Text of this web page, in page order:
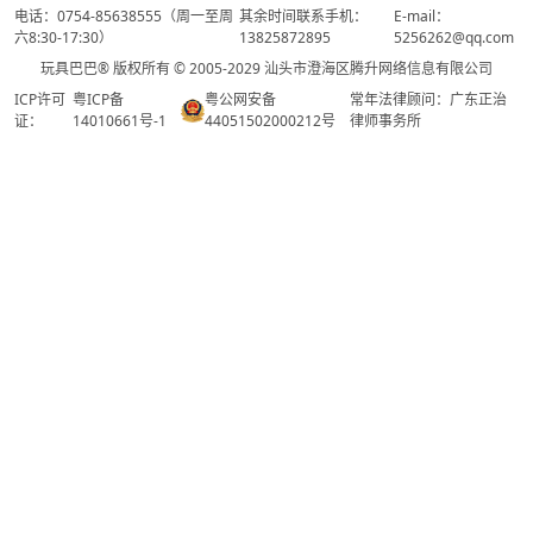
电话：0754-85638555（周一至周
六8:30-17:30）
其余时间联系手机：
13825872895
E-mail：
5256262@qq.com
玩具巴巴® 版权所有 © 2005-2029 汕头市澄海区腾升网络信息有限公司
ICP许可
证：
粤ICP备
14010661号-1
粤公网安备
44051502000212号
常年法律顾问：广东正治
律师事务所